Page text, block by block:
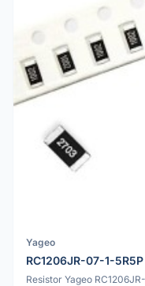
Yageo
RC1206JR-07-1-5R5P
Resistor Yageo